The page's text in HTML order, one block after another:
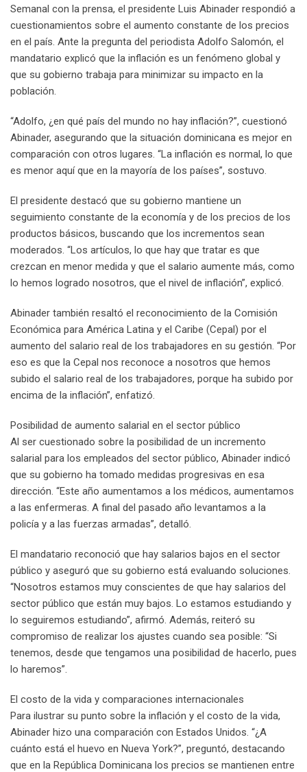
Semanal con la prensa, el presidente Luis Abinader respondió a
cuestionamientos sobre el aumento constante de los precios
en el país. Ante la pregunta del periodista Adolfo Salomón, el
mandatario explicó que la inflación es un fenómeno global y
que su gobierno trabaja para minimizar su impacto en la
población.
“Adolfo, ¿en qué país del mundo no hay inflación?”, cuestionó
Abinader, asegurando que la situación dominicana es mejor en
comparación con otros lugares. “La inflación es normal, lo que
es menor aquí que en la mayoría de los países”, sostuvo.
El presidente destacó que su gobierno mantiene un
seguimiento constante de la economía y de los precios de los
productos básicos, buscando que los incrementos sean
moderados. “Los artículos, lo que hay que tratar es que
crezcan en menor medida y que el salario aumente más, como
lo hemos logrado nosotros, que el nivel de inflación”, explicó.
Abinader también resaltó el reconocimiento de la Comisión
Económica para América Latina y el Caribe (Cepal) por el
aumento del salario real de los trabajadores en su gestión. “Por
eso es que la Cepal nos reconoce a nosotros que hemos
subido el salario real de los trabajadores, porque ha subido por
encima de la inflación”, enfatizó.
Posibilidad de aumento salarial en el sector público
Al ser cuestionado sobre la posibilidad de un incremento
salarial para los empleados del sector público, Abinader indicó
que su gobierno ha tomado medidas progresivas en esa
dirección. “Este año aumentamos a los médicos, aumentamos
a las enfermeras. A final del pasado año levantamos a la
policía y a las fuerzas armadas”, detalló.
El mandatario reconoció que hay salarios bajos en el sector
público y aseguró que su gobierno está evaluando soluciones.
“Nosotros estamos muy conscientes de que hay salarios del
sector público que están muy bajos. Lo estamos estudiando y
lo seguiremos estudiando”, afirmó. Además, reiteró su
compromiso de realizar los ajustes cuando sea posible: “Si
tenemos, desde que tengamos una posibilidad de hacerlo, pues
lo haremos”.
El costo de la vida y comparaciones internacionales
Para ilustrar su punto sobre la inflación y el costo de la vida,
Abinader hizo una comparación con Estados Unidos. “¿A
cuánto está el huevo en Nueva York?”, preguntó, destacando
que en la República Dominicana los precios se mantienen entre